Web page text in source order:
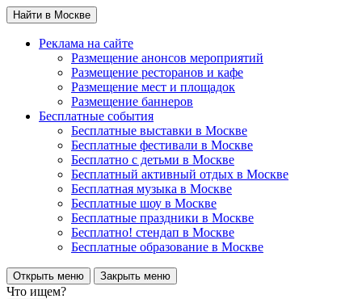
Найти в Москве
Реклама на сайте
Размещение анонсов мероприятий
Размещение ресторанов и кафе
Размещение мест и площадок
Размещение баннеров
Бесплатные события
Бесплатные выставки в Москве
Бесплатные фестивали в Москве
Бесплатно с детьми в Москве
Бесплатный активный отдых в Москве
Бесплатная музыка в Москве
Бесплатные шоу в Москве
Бесплатные праздники в Москве
Бесплатно! стендап в Москве
Бесплатные образование в Москве
Открыть меню Закрыть меню
Что ищем?